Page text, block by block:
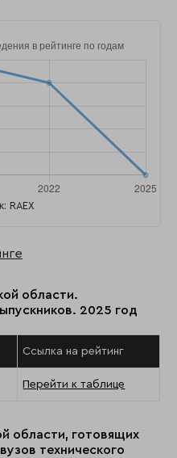
RAEX
области.
2025 год
Ссылка на рейтинг
Перейти к таблице
области, готовящих
технического